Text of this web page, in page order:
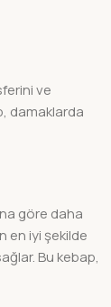
ve
damaklarda
göre daha
en iyi şekilde
Bu kebap,